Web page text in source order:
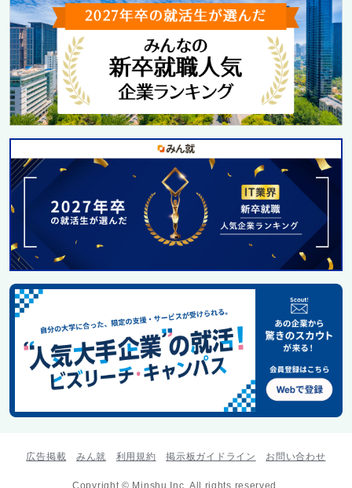
広告掲載 みん就 利用規約 掲示板ガイドライン お問い合わせ
Copyright © Minshu Inc. All rights reserved.